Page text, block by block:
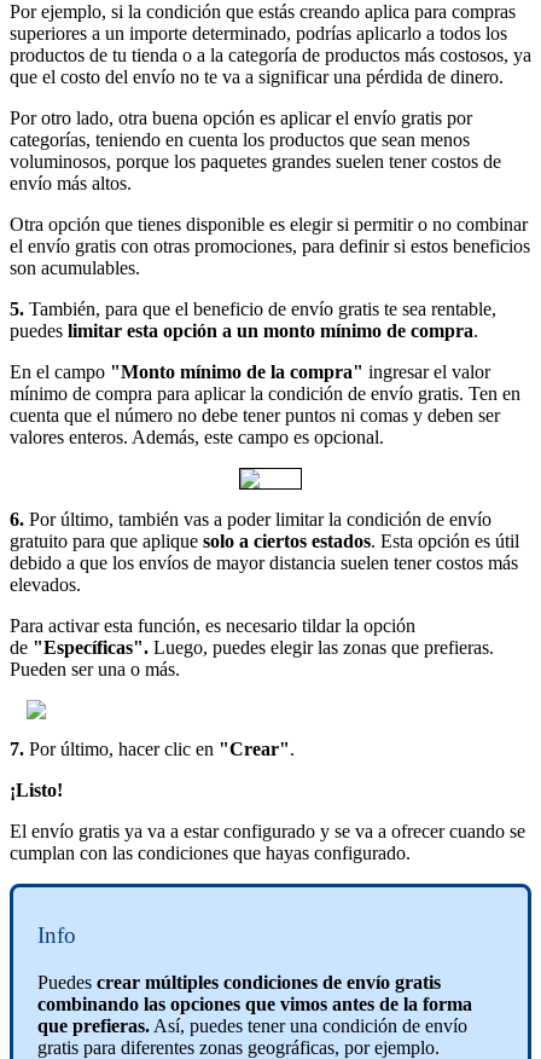
Por ejemplo, si la condición que estás creando aplica para compras
superiores a un importe determinado, podrías aplicarlo a todos los
productos de tu tienda o a la categoría de productos más costosos, ya
que el costo del envío no te va a significar una pérdida de dinero.
Por otro lado, otra buena opción es aplicar el envío gratis por
categorías, teniendo en cuenta los productos que sean menos
voluminosos, porque los paquetes grandes suelen tener costos de
envío más altos.
Otra opción que tienes disponible es elegir si permitir o no combinar
el envío gratis con otras promociones, para definir si estos beneficios
son acumulables.
5. También, para que el beneficio de envío gratis te sea rentable,
puedes limitar esta opción a un monto mínimo de compra.
En el campo "Monto mínimo de la compra" ingresar el valor
mínimo de compra para aplicar la condición de envío gratis. Ten en
cuenta que el número no debe tener puntos ni comas y deben ser
valores enteros. Además, este campo es opcional.
6. Por último, también vas a poder limitar la condición de envío
gratuito para que aplique solo a ciertos estados. Esta opción es útil
debido a que los envíos de mayor distancia suelen tener costos más
elevados.
Para activar esta función, es necesario tildar la opción
de "Específicas". Luego, puedes elegir las zonas que prefieras.
Pueden ser una o más.
7. Por último, hacer clic en "Crear".
¡Listo!
El envío gratis ya va a estar configurado y se va a ofrecer cuando se
cumplan con las condiciones que hayas configurado.
Info
Puedes crear múltiples condiciones de envío gratis
combinando las opciones que vimos antes de la forma
que prefieras. Así, puedes tener una condición de envío
gratis para diferentes zonas geográficas, por ejemplo.